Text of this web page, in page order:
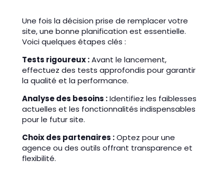
Une fois la décision prise de remplacer votre
site, une bonne planification est essentielle.
Voici quelques étapes clés :
Tests rigoureux :Avant le lancement,
effectuez des tests approfondis pour garantir
la qualité et la performance.
Analyse des besoins :Identifiez les faiblesses
actuelles et les fonctionnalités indispensables
pour le futur site.
Choix des partenaires :Optez pour une
agence ou des outils offrant transparence et
flexibilité.